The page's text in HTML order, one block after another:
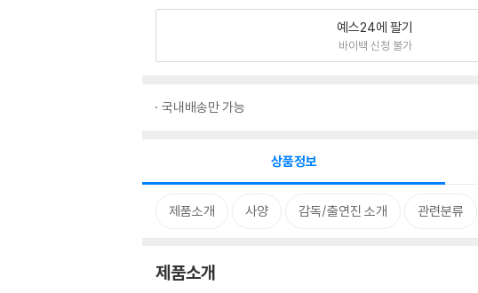
예스24에 팔기
바이백 신청 불가
국내배송만 가능
상품정보
제품소개 사양 감독/출연진 소개 관련분류
제품소개